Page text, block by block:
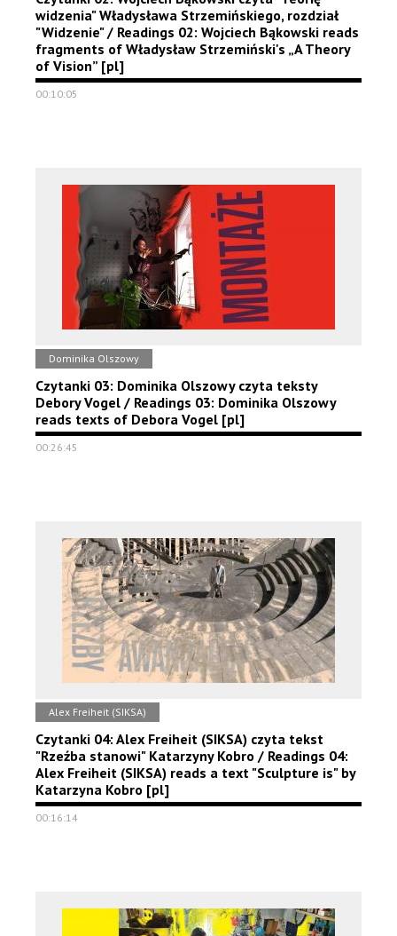
widzenia" Władysława Strzemińskiego, rozdział
"Widzenie" / Readings 02: Wojciech Bąkowski reads
fragments of Władysław Strzemiński's „A Theory
of Vision” [pl]
00:10:05
Dominika Olszowy
Czytanki 03: Dominika Olszowy czyta teksty
Debory Vogel / Readings 03: Dominika Olszowy
reads texts of Debora Vogel [pl]
00:26:45
Alex Freiheit (SIKSA)
Czytanki 04: Alex Freiheit (SIKSA) czyta tekst
"Rzeźba stanowi" Katarzyny Kobro / Readings 04:
Alex Freiheit (SIKSA) reads a text "Sculpture is" by
Katarzyna Kobro [pl]
00:16:14